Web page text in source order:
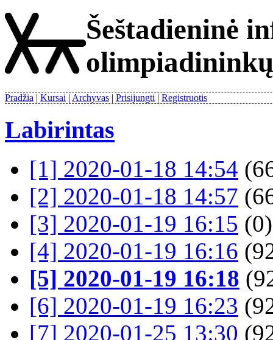
Šeštadieninė
Pradžia Kursai Archyvas Prisijungti Registruotis
Labirintas
[1] 2020-01-18 14:54
[2] 2020-01-18 14:57
[3] 2020-01-19 16:15 (0)
[4] 2020-01-19 16:16
[5] 2020-01-19 16:18
[6] 2020-01-19 16:23
[7] 2020-01-25 13:30